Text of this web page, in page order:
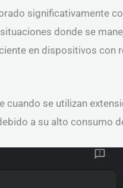
significativamente
donde se
en dispositivos con
cuando se utilizan
a su alto consumo